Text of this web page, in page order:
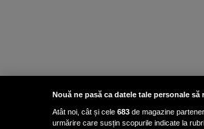
Nouă ne pasă ca datele tale personale
Atât noi, cât și cele 683 de magazine
urmărire care susțin scopurile indicate la